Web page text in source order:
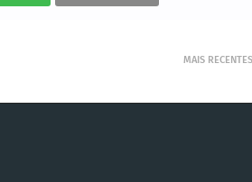
MAIS RECENTES